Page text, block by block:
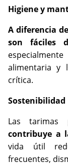
Higiene y
A diferencia
son fáciles
alimentaria y
crítica.
Sostenibilidad
Las tarimas
contribuye a
vida útil
frecuentes,